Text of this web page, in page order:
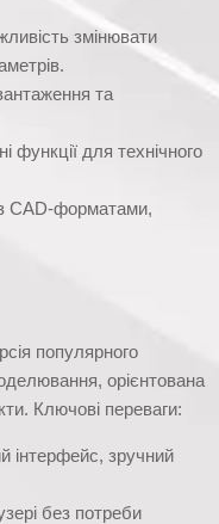
змінювати
та
функції для технічного
CAD-форматами,
популярного
орієнтована
Ключові переваги:
інтерфейс, зручний
без потреби